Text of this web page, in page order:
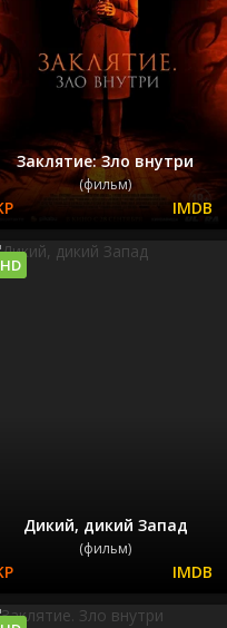
Заклятие: Зло внутри
(фильм)
Дикий, дикий Запад
(фильм)
HD